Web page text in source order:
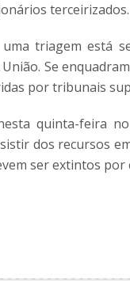
terceirizados.
triagem está
Se
por tribunais
quinta-feira
dos recursos
ser extintos por